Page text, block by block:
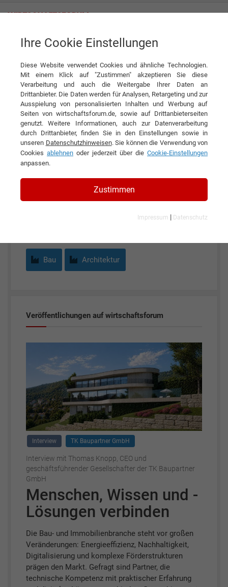
TK Baupartner GmbH
KONTAKT
TK Baupartner GmbH
Bau Architektur
Veröffentlichungen auf wirtschaftsforum
Interview TK Baupartner GmbH
Interview mit Thomas Knopp, CEO und
geschäftsführender Gesellschafter der TK Baupartner
GmbH
Menschen, Wissen und ­
Lösungen verbinden
Die Bau- und Immobilienbranche steht vor großen
Veränderungen: Energieeffizienz, Nachhaltigkeit,
Digitalisierung und komplexe Förderstrukturen
prägen den Markt. Gefragt sind Partner, die
technische Kompetenz mit praktischer Erfahrung
Ihre Cookie Einstellungen
Diese Website verwendet Cookies und ähnliche Technologien.
Mit einem Klick auf "Zustimmen" akzeptieren Sie diese
Verarbeitung und auch die Weitergabe Ihrer Daten an
Drittanbieter. Die Daten werden für Analysen, Retargeting und zur
Ausspielung von personalisierten Inhalten und Werbung auf
Seiten von wirtschaftsforum.de, sowie auf Drittanbieterseiten
genutzt. Weitere Informationen, auch zur Datenverarbeitung
durch Drittanbieter, finden Sie in den Einstellungen sowie in
unseren Datenschutzhinweisen. Sie können die Verwendung von
Cookies ablehnen oder jederzeit über die Cookie-Einstellungen
anpassen.
Zustimmen
Impressum | Datenschutz